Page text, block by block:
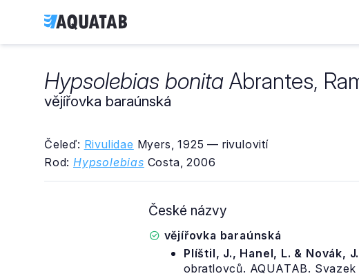
Hypsolebias bonita Abrantes,
vějířovka baraúnská
Čeleď: Rivulidae Myers, 1925 — rivulovití
Rod: Hypsolebias Costa, 2006
České názvy
vějířovka baraúnská
Plíštil, J., Hanel, L. & Novák,
obratlovců. AQUATAB.